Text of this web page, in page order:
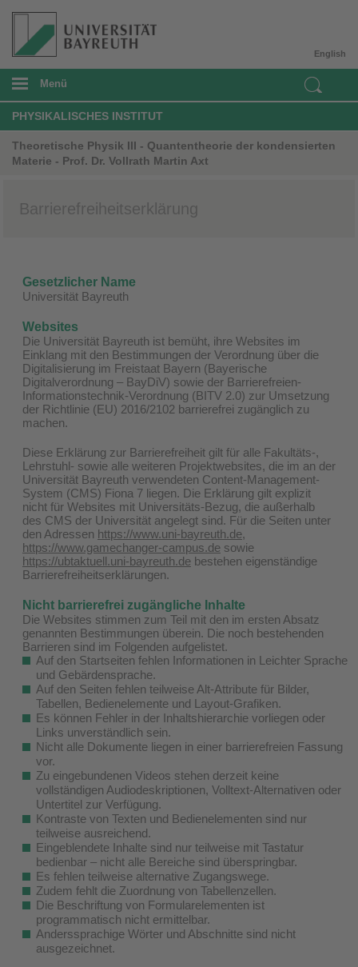
English
Menü
PHYSIKALISCHES INSTITUT
Theoretische Physik III - Quantentheorie der kondensierten
Materie - Prof. Dr. Vollrath Martin Axt
Barrierefreiheitserklärung
Gesetzlicher Name
Universität Bayreuth
Websites
Die Universität Bayreuth ist bemüht, ihre Websites im
Einklang mit den Bestimmungen der Verordnung über die
Digitalisierung im Freistaat Bayern (Bayerische
Digitalverordnung – BayDiV) sowie der Barrierefreien-
Informationstechnik-Verordnung (BITV 2.0) zur Umsetzung
der Richtlinie (EU) 2016/2102 barrierefrei zugänglich zu
machen.
Diese Erklärung zur Barrierefreiheit gilt für alle Fakultäts-,
Lehrstuhl- sowie alle weiteren Projektwebsites, die im an der
Universität Bayreuth verwendeten Content-Management-
System (CMS) Fiona 7 liegen. Die Erklärung gilt explizit
nicht für Websites mit Universitäts-Bezug, die außerhalb
des CMS der Universität angelegt sind. Für die Seiten unter
den Adressen https://www.uni-bayreuth.de,
https://www.gamechanger-campus.de sowie
https://ubtaktuell.uni-bayreuth.de bestehen eigenständige
Barrierefreiheitserklärungen.
Nicht barrierefrei zugängliche Inhalte
Die Websites stimmen zum Teil mit den im ersten Absatz
genannten Bestimmungen überein. Die noch bestehenden
Barrieren sind im Folgenden aufgelistet.
Auf den Startseiten fehlen Informationen in Leichter Sprache
und Gebärdensprache.
Auf den Seiten fehlen teilweise Alt-Attribute für Bilder,
Tabellen, Bedienelemente und Layout-Grafiken.
Es können Fehler in der Inhaltshierarchie vorliegen oder
Links unverständlich sein.
Nicht alle Dokumente liegen in einer barrierefreien Fassung
vor.
Zu eingebundenen Videos stehen derzeit keine
vollständigen Audiodeskriptionen, Volltext-Alternativen oder
Untertitel zur Verfügung.
Kontraste von Texten und Bedienelementen sind nur
teilweise ausreichend.
Eingeblendete Inhalte sind nur teilweise mit Tastatur
bedienbar – nicht alle Bereiche sind überspringbar.
Es fehlen teilweise alternative Zugangswege.
Zudem fehlt die Zuordnung von Tabellenzellen.
Die Beschriftung von Formularelementen ist
programmatisch nicht ermittelbar.
Anderssprachige Wörter und Abschnitte sind nicht
ausgezeichnet.